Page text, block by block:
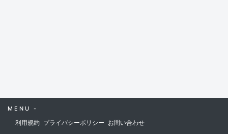
MENU -
利用規約 プライバシーポリシー お問い合わせ